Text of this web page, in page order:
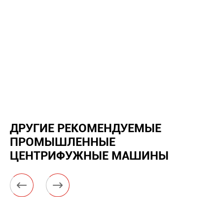
ДРУГИЕ РЕКОМЕНДУЕМЫЕ
ПРОМЫШЛЕННЫЕ
ЦЕНТРИФУЖНЫЕ МАШИНЫ
 